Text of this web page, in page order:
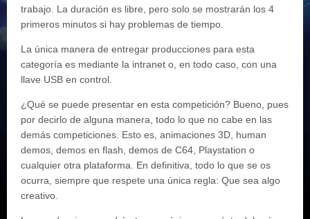
trabajo. La duración es libre, pero solo se mostrarán los 4
primeros minutos si hay problemas de tiempo.
La única manera de entregar producciones para esta
categoría es mediante la intranet o, en todo caso, con una
llave USB en control.
¿Qué se puede presentar en esta competición? Bueno, pues
por decirlo de alguna manera, todo lo que no cabe en las
demás competiciones. Esto es, animaciones 3D, human
demos, demos en flash, demos de C64, Playstation o
cualquier otra plataforma. En definitiva, todo lo que se os
ocurra, siempre que respete una única regla: Que sea algo
creativo.